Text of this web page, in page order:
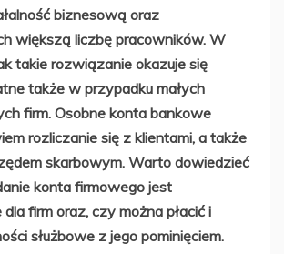
biznesową oraz
większą liczbę pracowników. W
takie rozwiązanie okazuje się
także w przypadku małych
firm. Osobne konta bankowe
rozliczanie się z klientami, a także
skarbowym. Warto dowiedzieć
konta firmowego jest
firm oraz, czy można płacić i
służbowe z jego pominięciem.